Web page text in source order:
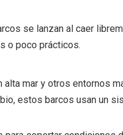
se lanzan al caer
o poco prácticos.
mar y otros entornos
estos barcos usan un